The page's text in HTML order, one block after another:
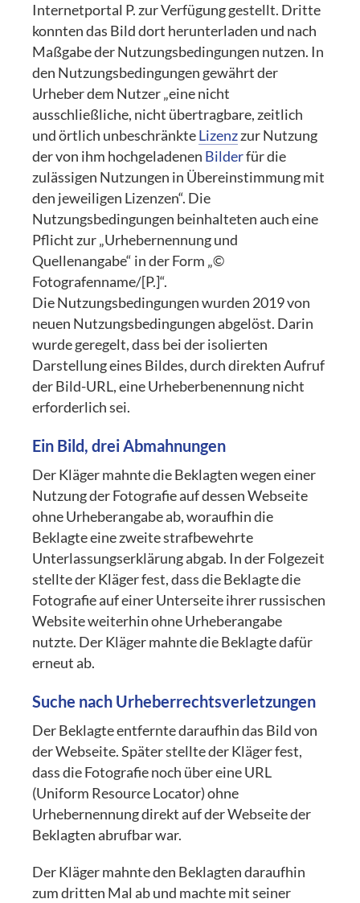
Internetportal P. zur Verfügung gestellt. Dritte
konnten das Bild dort herunterladen und nach
Maßgabe der Nutzungsbedingungen nutzen. In
den Nutzungsbedingungen gewährt der
Urheber dem Nutzer „eine nicht
ausschließliche, nicht übertragbare, zeitlich
und örtlich unbeschränkteLizenzzur Nutzung
der von ihm hochgeladenen Bilderfür die
zulässigen Nutzungen in Übereinstimmung mit
den jeweiligen Lizenzen“. Die
Nutzungsbedingungen beinhalteten auch eine
Pflicht zur „Urhebernennung und
Quellenangabe“ in der Form „©
Fotografenname/[P.]“.
Die Nutzungsbedingungen wurden 2019 von
neuen Nutzungsbedingungen abgelöst. Darin
wurde geregelt, dass bei der isolierten
Darstellung eines Bildes, durch direkten Aufruf
der Bild-URL, eine Urheberbenennung nicht
erforderlich sei.
Ein Bild, drei Abmahnungen
Der Kläger mahnte die Beklagten wegen einer
Nutzung der Fotografie auf dessen Webseite
ohne Urheberangabe ab, woraufhin die
Beklagte eine zweite strafbewehrte
Unterlassungserklärung abgab. In der Folgezeit
stellte der Kläger fest, dass die Beklagte die
Fotografie auf einer Unterseite ihrer russischen
Website weiterhin ohne Urheberangabe
nutzte. Der Kläger mahnte die Beklagte dafür
erneut ab.
Suche nach Urheberrechtsverletzungen
Der Beklagte entfernte daraufhin das Bild von
der Webseite. Später stellte der Kläger fest,
dass die Fotografie noch über eine URL
(Uniform Resource Locator) ohne
Urhebernennung direkt auf der Webseite der
Beklagten abrufbar war.
Der Kläger mahnte den Beklagten daraufhin
zum dritten Mal ab und machte mit seiner